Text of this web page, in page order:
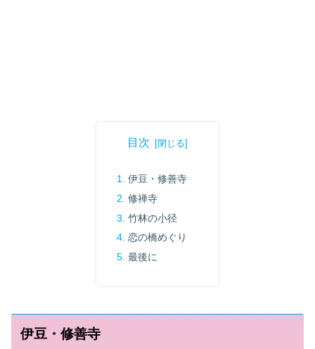
目次
伊豆・修善寺
修禅寺
竹林の小径
恋の橋めぐり
最後に
伊豆・修善寺